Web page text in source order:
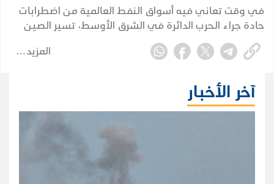
في وقت تعاني فيه أسواق النفط العالمية من اضطرابات
حادة جراء الحرب الدائرة في الشرق الأوسط، تسير الصين
في اتجاه مختلف؛ إذ تُبرم صفقاتها الخاصة وتُكرّس نفوذها
الاستراتيجي بعيداً عن الأضواء، بينما تتصارع إدارة ترامب
المزيد
آخر الأخبار